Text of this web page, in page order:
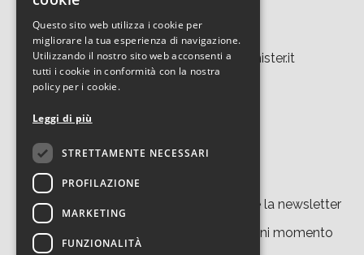
Tel. +39 051 639 8457
tecnopolo.bo.cnr@laboratoriomister.it
Iscriviti alla newsletter
Cliccando su “
” accetti di ricevere la newsletter
del nostro sito. Potrai disiscriverti in ogni momento
Questo sito web utilizza i cookie per
migliorare la tua esperienza di navigazione.
Utilizzando il nostro sito web acconsenti a
tutti i cookie in conformità con la nostra
policy per i cookie.
Leggi di più
STRETTAMENTE NECESSARI
PROFILAZIONE
MARKETING
FUNZIONALITÀ